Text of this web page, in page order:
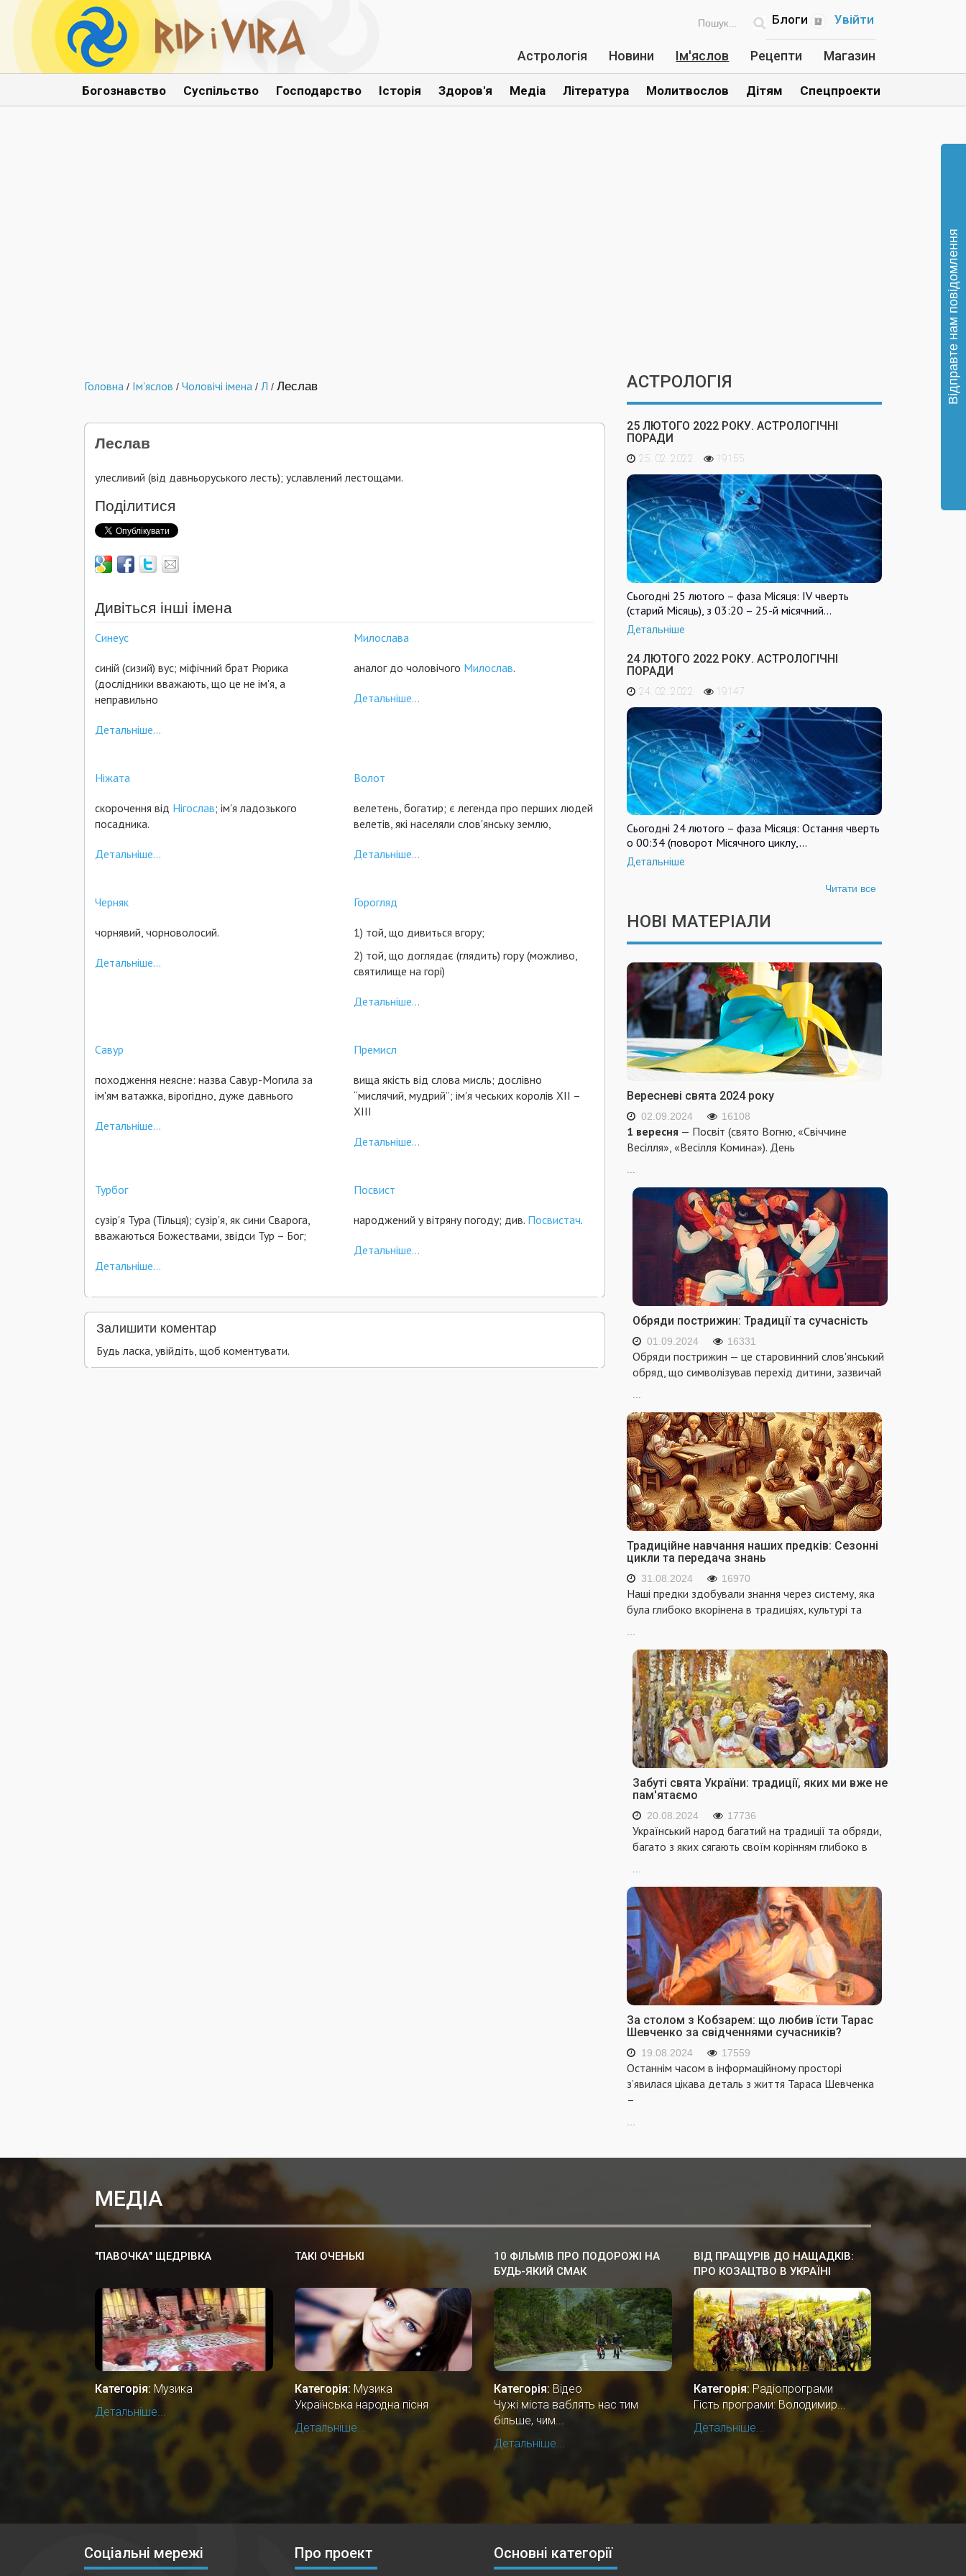
Увійти
Блоги
Астрологія Новини Ім'яслов Рецепти Магазин
Богознавство Суспільство Господарство Історія Здоров'я Медіа Література Молитвослов Дітям Спецпроекти
Головна / Ім'яслов / Чоловічі імена / Л / Леслав
Леслав
улесливий (від давньоруського лесть); уславлений лестощами.
Поділитися
Дивіться інші імена
Синеус
синій (сизий) вус; міфічний брат Рюрика
(дослідники вважають, що це не ім'я, а
неправильно
Детальніше...
Милослава
аналог до чоловічого Милослав.
Детальніше...
Ніжата
скорочення від Нігослав; ім'я ладозького
посадника.
Детальніше...
Волот
велетень, богатир; є легенда про перших людей
велетів, які населяли слов'янську землю,
Детальніше...
Черняк
чорнявий, чорноволосий.
Детальніше...
Горогляд
1) той, що дивиться вгору;
2) той, що доглядає (глядить) гору (можливо,
святилище на горі)
Детальніше...
Савур
походження неясне: назва Савур-Могила за
ім'ям ватажка, вірогідно, дуже давнього
Детальніше...
Премисл
вища якість від слова мисль; дослівно
“мислячий, мудрий”; ім'я чеських королів ХІІ –
ХІІІ
Детальніше...
Турбог
сузір'я Тура (Тільця); сузір'я, як сини Сварога,
вважаються Божествами, звідси Тур – Бог;
Детальніше...
Посвист
народжений у вітряну погоду; див. Посвистач.
Детальніше...
Залишити коментар
Будь ласка, увійдіть, щоб коментувати.
АСТРОЛОГІЯ
25 ЛЮТОГО 2022 РОКУ. АСТРОЛОГІЧНІ
ПОРАДИ
25. 02. 2022 19155
Сьогодні 25 лютого – фаза Місяця: IV чверть
(старий Місяць), з 03:20 – 25-й місячний…
Детальніше
24 ЛЮТОГО 2022 РОКУ. АСТРОЛОГІЧНІ
ПОРАДИ
24. 02. 2022 19147
Сьогодні 24 лютого – фаза Місяця: Остання чверть
о 00:34 (поворот Місячного циклу,…
Детальніше
Читати все
НОВІ МАТЕРІАЛИ
Вересневі свята 2024 року
02.09.2024 16108
1 вересня — Посвіт (свято Вогню, «Свіччине
Весілля», «Весілля Комина»). День
...
Обряди пострижин: Традиції та сучасність
01.09.2024 16331
Обряди пострижин — це старовинний слов'янський
обряд, що символізував перехід дитини, зазвичай
...
Традиційне навчання наших предків: Сезонні
цикли та передача знань
31.08.2024 16970
Наші предки здобували знання через систему, яка
була глибоко вкорінена в традиціях, культурі та
...
Забуті свята України: традиції, яких ми вже не
пам'ятаємо
20.08.2024 17736
Український народ багатий на традиції та обряди,
багато з яких сягають своїм корінням глибоко в
...
За столом з Кобзарем: що любив їсти Тарас
Шевченко за свідченнями сучасників?
19.08.2024 17559
Останнім часом в інформаційному просторі
з’явилася цікава деталь з життя Тараса Шевченка
–
...
МЕДІА
"ПАВОЧКА" ЩЕДРІВКА
Категорія: Музика
Детальніше...
ТАКІ ОЧЕНЬКІ
Категорія: Музика
Українська народна пісня
Детальніше...
10 ФІЛЬМІВ ПРО ПОДОРОЖІ НА
БУДЬ-ЯКИЙ СМАК
Категорія: Відео
Чужі міста ваблять нас тим
більше, чим...
Детальніше...
ВІД ПРАЩУРІВ ДО НАЩАДКІВ:
ПРО КОЗАЦТВО В УКРАЇНІ
Категорія: Радіопрограми
Гість програми: Володимир...
Детальніше...
Соціальні мережі Про проект Основні категорії
Відправте нам повідомлення